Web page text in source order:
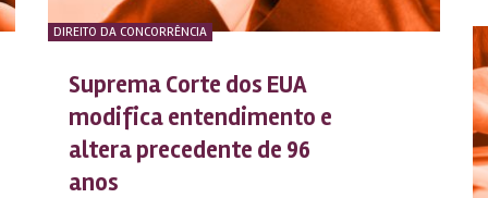
DIREITO DA CONCORRÊNCIA
Suprema Corte dos EUA
modifica entendimento e
altera precedente de 96
anos